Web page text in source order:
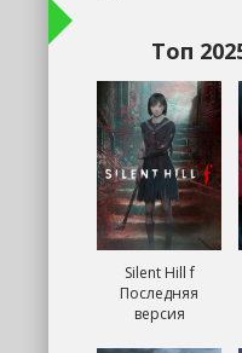
Топ
Silent Hill f
Последняя
версия